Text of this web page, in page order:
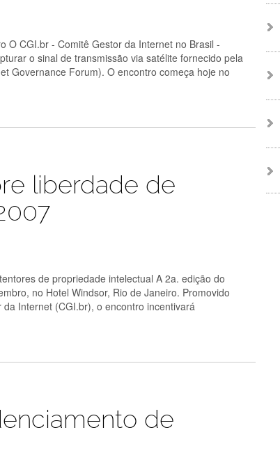
O CGI.br - Comitê Gestor da Internet no Brasil -
o sinal de transmissão via satélite fornecido pela
Governance Forum). O encontro começa hoje no
liberdade de
de propriedade intelectual A 2a. edição do
no Hotel Windsor, Rio de Janeiro. Promovido
Internet (CGI.br), o encontro incentivará
de